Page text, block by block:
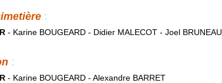
:
- Karine BOUGEARD - Didier MALECOT - Joel BRUNEAU
:
- Karine BOUGEARD - Alexandre BARRET